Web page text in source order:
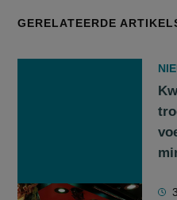
GERELATEERDE